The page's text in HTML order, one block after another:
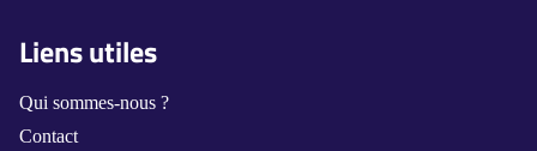
Liens utiles
Qui sommes-nous ?
Contact